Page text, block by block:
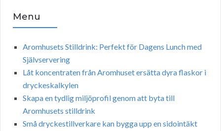
Menu
Aromhusets Stilldrink: Perfekt för Dagens Lunch med
Självservering
Låt koncentraten från Aromhuset ersätta dyra flaskor i
dryckeskalkylen
Skapa en tydlig miljöprofil genom att byta till
Aromhusets stilldrink
Små dryckestillverkare kan bygga upp en sidointäkt